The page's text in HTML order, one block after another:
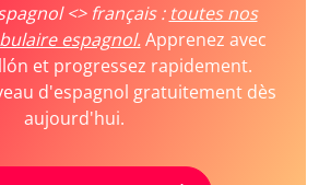
<> français : toutes nos
espagnol.Apprenez avec
et progressez rapidement.
d'espagnol gratuitement dès
aujourd'hui.